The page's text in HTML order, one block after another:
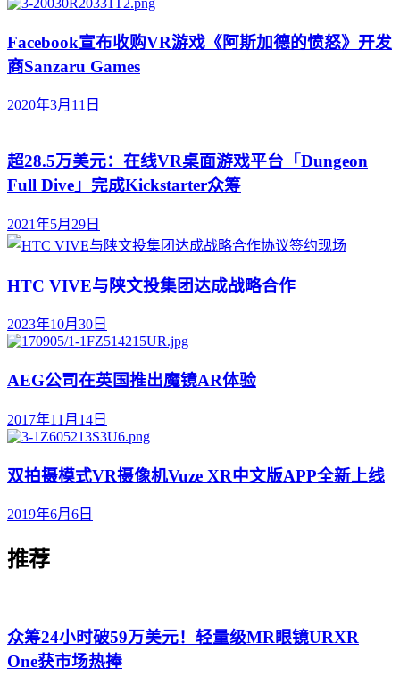
Facebook宣布收购VR游戏《阿斯加德的愤怒》开发
商Sanzaru Games
2020年3月11日
超28.5万美元：在线VR桌面游戏平台「Dungeon
Full Dive」完成Kickstarter众筹
2021年5月29日
HTC VIVE与陕文投集团达成战略合作
2023年10月30日
AEG公司在英国推出魔镜AR体验
2017年11月14日
双拍摄模式VR摄像机Vuze XR中文版APP全新上线
2019年6月6日
推荐
众筹24小时破59万美元！轻量级MR眼镜URXR
One获市场热捧